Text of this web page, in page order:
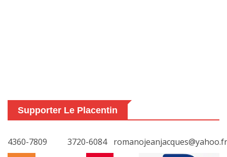
Supporter Le Placentin
4360-7809 3720-6084 romanojeanjacques@yahoo.fr